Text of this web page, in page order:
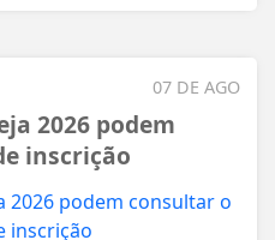
07 DE AGO
2026 podem
inscrição